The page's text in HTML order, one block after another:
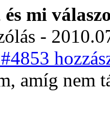
mi
-
amíg nem